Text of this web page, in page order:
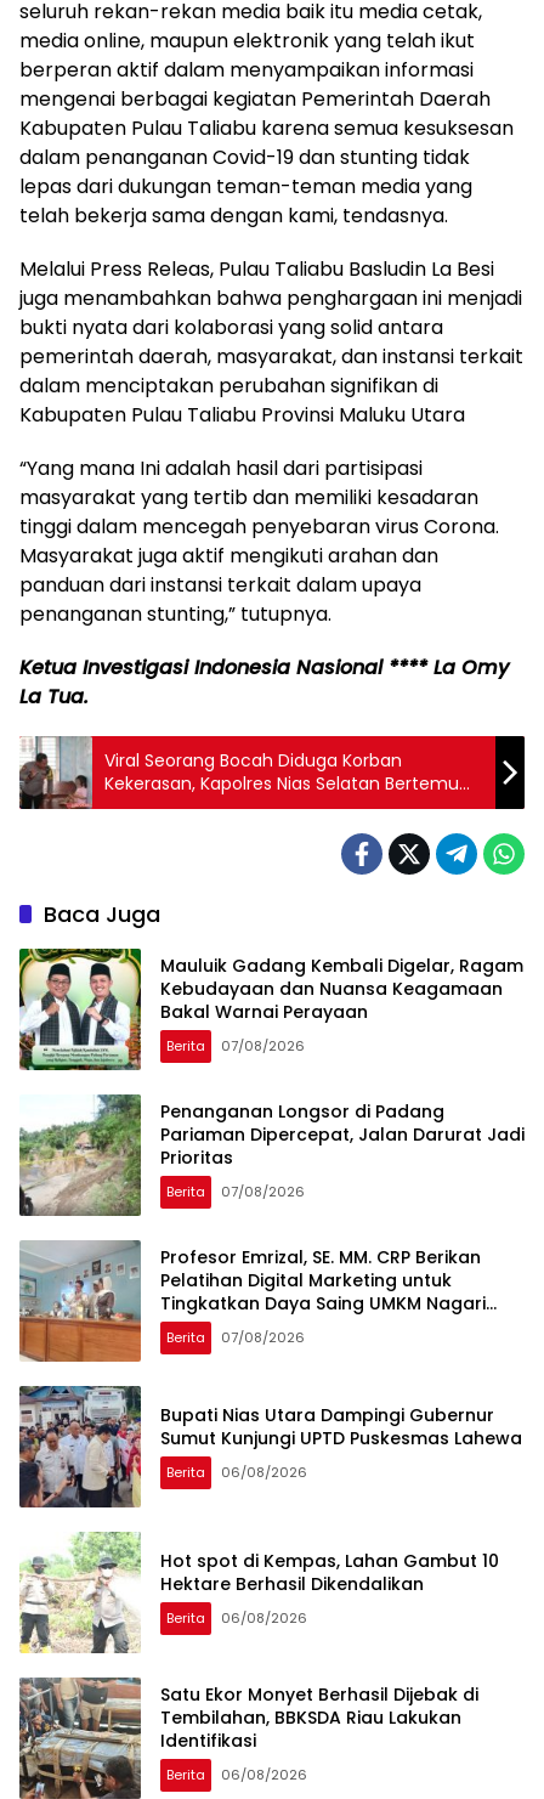
seluruh rekan-rekan media baik itu media cetak,
media online, maupun elektronik yang telah ikut
berperan aktif dalam menyampaikan informasi
mengenai berbagai kegiatan Pemerintah Daerah
Kabupaten Pulau Taliabu karena semua kesuksesan
dalam penanganan Covid-19 dan stunting tidak
lepas dari dukungan teman-teman media yang
telah bekerja sama dengan kami, tendasnya.
Melalui Press Releas, Pulau Taliabu Basludin La Besi
juga menambahkan bahwa penghargaan ini menjadi
bukti nyata dari kolaborasi yang solid antara
pemerintah daerah, masyarakat, dan instansi terkait
dalam menciptakan perubahan signifikan di
Kabupaten Pulau Taliabu Provinsi Maluku Utara
“Yang mana Ini adalah hasil dari partisipasi
masyarakat yang tertib dan memiliki kesadaran
tinggi dalam mencegah penyebaran virus Corona.
Masyarakat juga aktif mengikuti arahan dan
panduan dari instansi terkait dalam upaya
penanganan stunting,” tutupnya.
Ketua Investigasi Indonesia Nasional **** La Omy
La Tua.
Viral Seorang Bocah Diduga Korban
Kekerasan, Kapolres Nias Selatan Bertemu
Secara Langsung
Baca Juga
Mauluik Gadang Kembali Digelar, Ragam
Kebudayaan dan Nuansa Keagamaan
Bakal Warnai Perayaan
Berita 07/08/2026
Penanganan Longsor di Padang
Pariaman Dipercepat, Jalan Darurat Jadi
Prioritas
Berita 07/08/2026
Profesor Emrizal, SE. MM. CRP Berikan
Pelatihan Digital Marketing untuk
Tingkatkan Daya Saing UMKM Nagari
Toboh Gadang
Berita 07/08/2026
Bupati Nias Utara Dampingi Gubernur
Sumut Kunjungi UPTD Puskesmas Lahewa
Berita 06/08/2026
Hot spot di Kempas, Lahan Gambut 10
Hektare Berhasil Dikendalikan
Berita 06/08/2026
Satu Ekor Monyet Berhasil Dijebak di
Tembilahan, BBKSDA Riau Lakukan
Identifikasi
Berita 06/08/2026